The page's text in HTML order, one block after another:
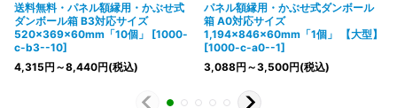
送料無料・パネル額縁用・かぶせ式
ダンボール箱 B3対応サイズ
520×369×60mm「10個」
[1000-
c-b3--10]
4,315円 ～8,440円(税込)
パネル額縁用・かぶせ式ダンボール
箱 A0対応サイズ
1,194×846×60mm「1個」
【大型】
[1000-c-a0--1]
3,088円 ～3,500円(税込)